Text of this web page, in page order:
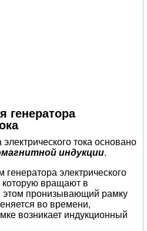
генератора
тока основано
индукции.
электрического
которую вращают в
этом пронизывающий рамку
во времени,
возникает индукционный